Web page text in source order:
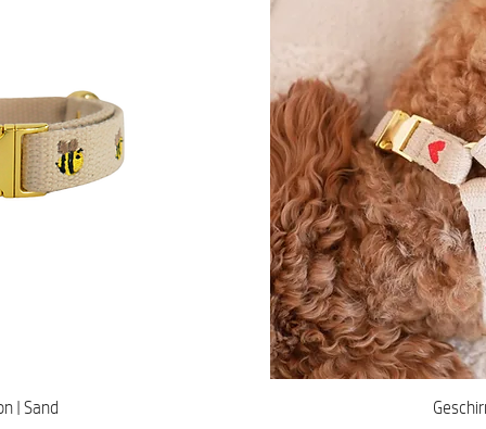
| Sand